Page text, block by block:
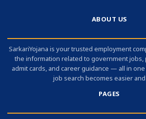
ABOUT US
SarkariYojana is your trusted employment
the information related to government jobs,
admit cards, and career guidance — all in
job search becomes easier
PAGES